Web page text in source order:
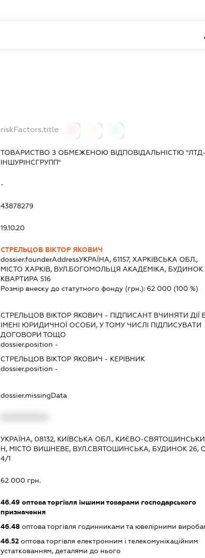
riskFactors.title
ТОВАРИСТВО З ОБМЕЖЕНОЮ ВІДПОВІДАЛЬНІСТЮ "ЛТД-
ІНШУРІНСГРУПП"
-
43878279
19.10.20
СТРЕЛЬЦОВ ВІКТОР ЯКОВИЧ
dossier.founderAddressУКРАЇНА, 61157, ХАРКІВСЬКА ОБЛ.,
МІСТО ХАРКІВ, ВУЛ.БОГОМОЛЬЦЯ АКАДЕМІКА, БУДИНОК
КВАРТИРА 516
Розмір внеску до статутного фонду (грн.): 62 000 (100 %)
СТРЕЛЬЦОВ ВІКТОР ЯКОВИЧ - ПІДПИСАНТВЧИНЯТИ ДІЇ
ІМЕНІ ЮРИДИЧНОЇ ОСОБИ, У ТОМУ ЧИСЛІ ПІДПИСУВАТИ
ДОГОВОРИ ТОЩО
dossier.position -
СТРЕЛЬЦОВ ВІКТОР ЯКОВИЧ - КЕРІВНИК
dossier.position -
dossier.missingData
УКРАЇНА, 08132, КИЇВСЬКА ОБЛ., КИЄВО-
Н, МІСТО ВИШНЕВЕ, ВУЛ.СВЯТОШИНСЬКА, БУДИНОК 26,
4/1
62 000 грн.
46.49оптова торгівля іншими товарами господарського
призначення
46.48оптова торгівля годинниками та ювелірними
46.52оптова торгівля електронним і телекомунікаційним
устаткованням, деталями до нього